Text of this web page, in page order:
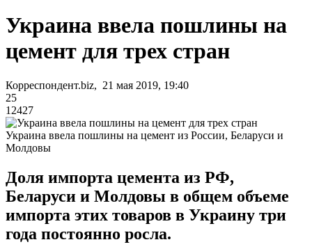
Украина ввела пошлины на
цемент для трех стран
Корреспондент.biz, 21 мая 2019, 19:40
25
12427
Украина ввела пошлины на цемент из России, Беларуси и
Молдовы
Доля импорта цемента из РФ,
Беларуси и Молдовы в общем объеме
импорта этих товаров в Украину три
года постоянно росла.